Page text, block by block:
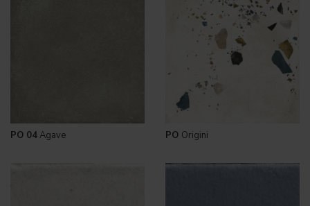
PO 04Agave PO Origini